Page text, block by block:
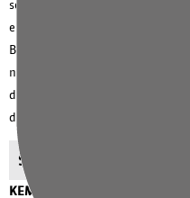
schnellstmöglich wieder zu
eine Infusion oder per
Behandlung statt. Allerdings
nach Beginn der Symptome
der Klinik ist daher unerlässlich.
der Regel operativ gestoppt
Standort der Fachklinik
KEM | Evang. Kliniken Essen-Mitte